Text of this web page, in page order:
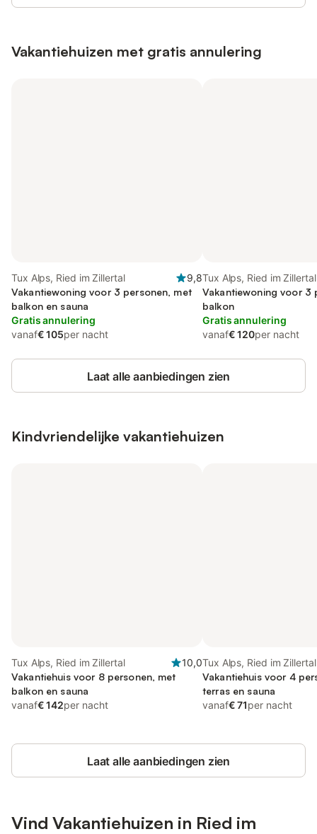
Vakantiehuizen met gratis annulering
Tux Alps, Ried im Zillertal
9,8
Vakantiewoning voor 3 personen, met
balkon en sauna
Gratis annulering
vanaf€ 105per nacht
Tux Alps, Ried im Zillertal
Vakantiewoning voor 3
balkon
Gratis annulering
vanaf€ 120per nacht
Laat alle aanbiedingen zien
Kindvriendelijke vakantiehuizen
Tux Alps, Ried im Zillertal
10,0
Vakantiehuis voor 8 personen, met
balkon en sauna
vanaf€ 142per nacht
Tux Alps, Ried im Zillertal
Vakantiehuis voor 4
terras en sauna
vanaf€ 71per nacht
Laat alle aanbiedingen zien
Vind Vakantiehuizen in Ried im